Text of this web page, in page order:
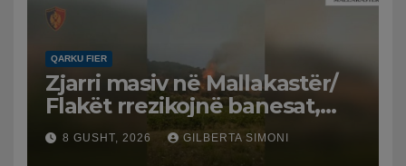
QARKU FIER
Zjarri masiv në Mallakastër/
Flakët rrezikojnë banesat,
Policia evakuon disa familje
në Koilac
8 GUSHT, 2026 GILBERTA SIMONI